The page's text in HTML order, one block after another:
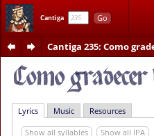
Cantiga Go
Cantiga 235: Como
Lyrics Music Resources
Show all syllables
Show all IPA